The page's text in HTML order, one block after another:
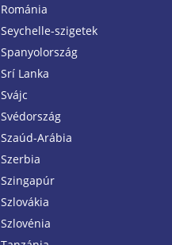
Románia
Seychelle-szigetek
Spanyolország
Srí Lanka
Svájc
Svédország
Szaúd-Arábia
Szerbia
Szingapúr
Szlovákia
Szlovénia